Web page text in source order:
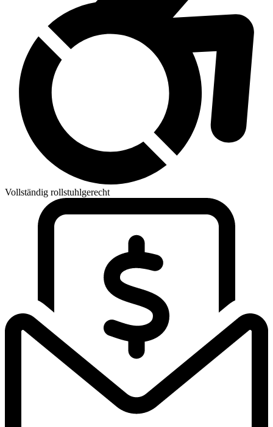
Vollständig rollstuhlgerecht